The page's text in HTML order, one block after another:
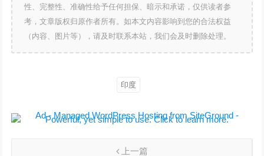
性、完整性、准确性给予任何担保、暗示和承诺，仅供读者参
考，文章版权归原作者所有。如本文内容影响到您的合法权益
（内容、图片等），请及时联系本站，我们会及时删除处理。
印度
上一篇